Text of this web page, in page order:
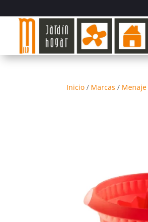
Inicio / Marcas / Menaje